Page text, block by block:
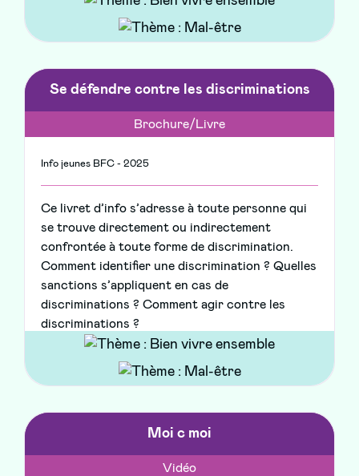
Se défendre contre les discriminations
Brochure/Livre
Info jeunes BFC - 2025
Ce livret d’info s’adresse à toute personne qui
se trouve directement ou indirectement
confrontée à toute forme de discrimination.
Comment identifier une discrimination ? Quelles
sanctions s’appliquent en cas de
discriminations ? Comment agir contre les
discriminations ?
Moi c moi
Vidéo